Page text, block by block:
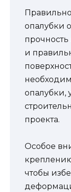
опалубки
и
опалубки,
проекта.
Особое
чтобы